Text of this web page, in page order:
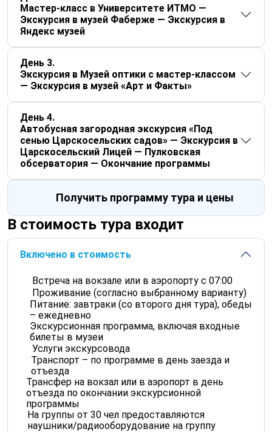
Мастер-класс в Университете ИТМО —
Экскурсия в музей Фаберже — Экскурсия в
Яндекс музей
День 3
Экскурсия в Музей оптики с мастер-классом
— Экскурсия в музей «Арт и Факты»
День 4
Автобусная загородная экскурсия «Под
сенью Царскосельских садов» — Экскурсия в
Царскосельский Лицей — Пулковская
обсерватория — Окончание программы
Получить программу тура и цены
В стоимость тура входит
Включено в стоимость
Встреча на вокзале или в аэропорту с 07:00
Проживание (согласно выбранному варианту)
Питание: завтраки (со второго дня тура), обеды
– ежедневно
Экскурсионная программа, включая входные
билеты в музеи
Услуги экскурсовода
Транспорт – по программе в день заезда и
отъезда
Трансфер на вокзал или в аэропорт в день
отъезда по окончании экскурсионной
программы
На группы от 30 чел предоставляются
наушники/радиооборудование на группу